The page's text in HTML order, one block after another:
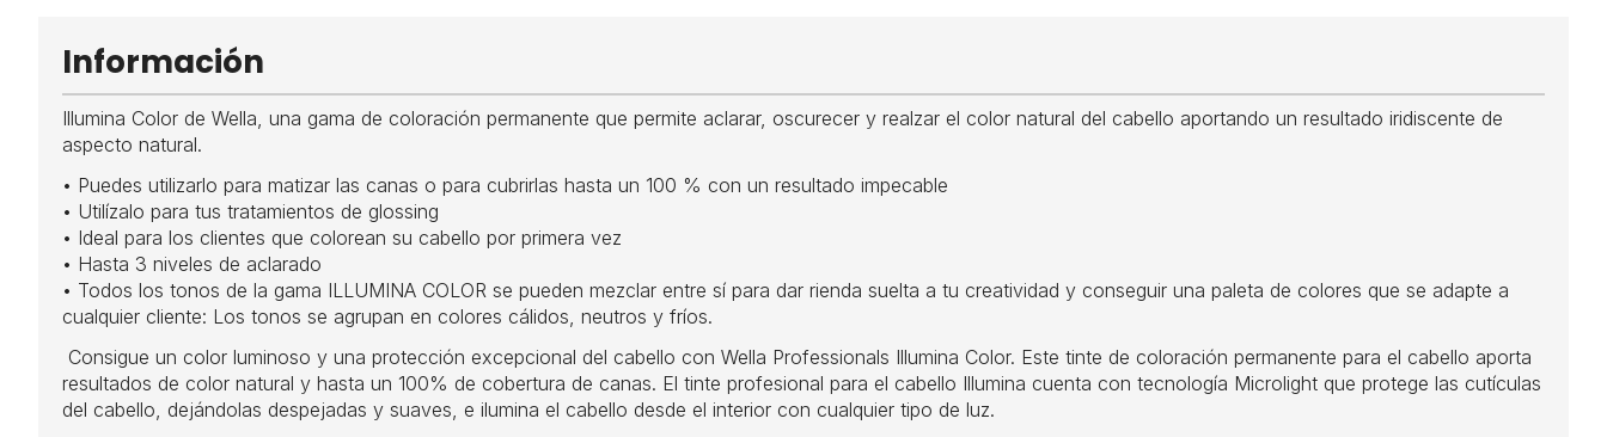
Información
Illumina Color de Wella, una gama de coloración permanente que permite aclarar, oscurecer y realzar el color natural del cabello aportando un resultado iridiscente de
aspecto natural.
• Puedes utilizarlo para matizar las canas o para cubrirlas hasta un 100 % con un resultado impecable
• Utilízalo para tus tratamientos de glossing
• Ideal para los clientes que colorean su cabello por primera vez
• Hasta 3 niveles de aclarado
• Todos los tonos de la gama ILLUMINA COLOR se pueden mezclar entre sí para dar rienda suelta a tu creatividad y conseguir una paleta de colores que se adapte a
cualquier cliente: Los tonos se agrupan en colores cálidos, neutros y fríos.
Consigue un color luminoso y una protección excepcional del cabello con Wella Professionals Illumina Color. Este tinte de coloración permanente para el cabello aporta
resultados de color natural y hasta un 100% de cobertura de canas. El tinte profesional para el cabello Illumina cuenta con tecnología Microlight que protege las cutículas
del cabello, dejándolas despejadas y suaves, e ilumina el cabello desde el interior con cualquier tipo de luz.